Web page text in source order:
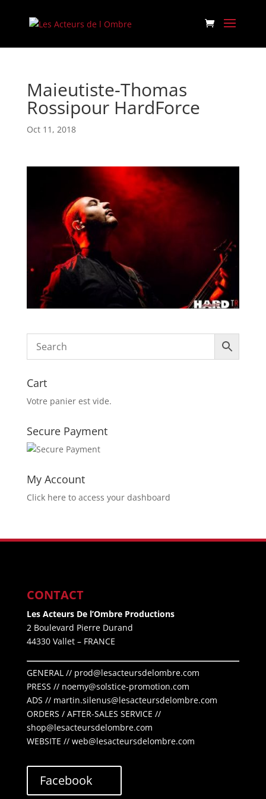
Maieutiste-Thomas
Rossipour HardForce
Oct 11, 2018
Cart
Votre panier est vide.
Secure Payment
My Account
Click here to access your dashboard
CONTACT
Les Acteurs De l’Ombre Productions
2 Boulevard Pierre Durand
44330 Vallet– FRANCE
GENERAL // prod@lesacteursdelombre.com
PRESS // noemy@solstice-promotion.com
ADS // martin.silenus@lesacteursdelombre.com
ORDERS / AFTER-SALES SERVICE //
shop@lesacteursdelombre.com
WEBSITE // web@lesacteursdelombre.com
Facebook